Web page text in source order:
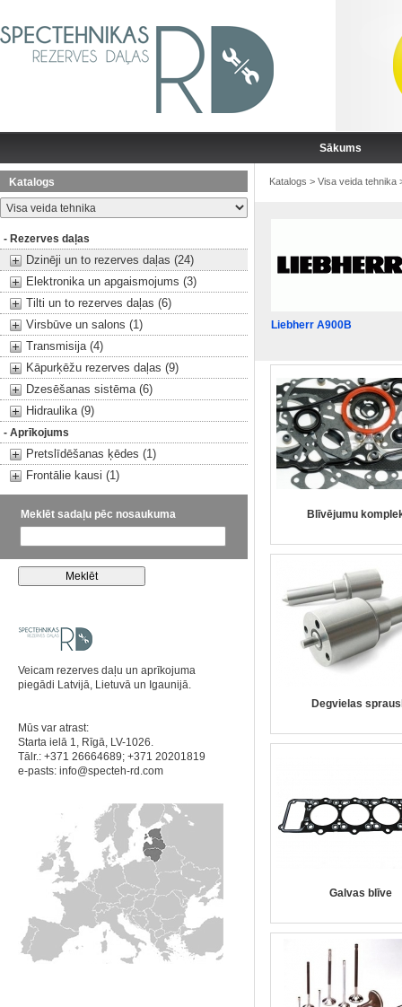
Sākums
Katalogs
- Rezerves daļas
Dzinēji un to rezerves daļas (24)
Elektronika un apgaismojums (3)
Tilti un to rezerves daļas (6)
Virsbūve un salons (1)
Transmisija (4)
Kāpurķēžu rezerves daļas (9)
Dzesēšanas sistēma (6)
Hidraulika (9)
- Aprīkojums
Pretslīdēšanas ķēdes (1)
Frontālie kausi (1)
Meklēt sadaļu pēc nosaukuma
Veicam rezerves daļu un aprīkojuma
piegādi Latvijā, Lietuvā un Igaunijā.
Mūs var atrast:
Starta ielā 1, Rīgā, LV-1026.
Tālr.: +371 26664689; +371 20201819
e-pasts: info@specteh-rd.com
Katalogs > Visa veida tehnika
Liebherr A900B
Blīvējumu
Degvielas
Galvas blīve